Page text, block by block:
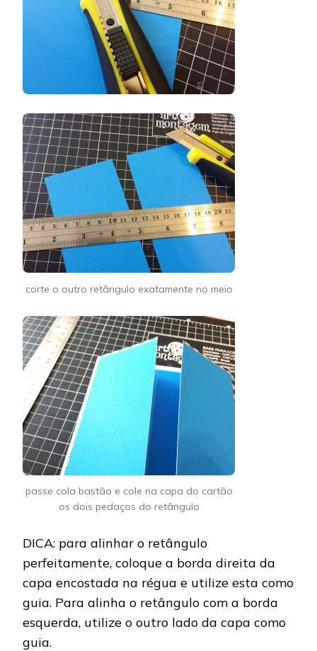
corte o outro retângulo exatamente no meio
passe cola bastão e cole na capa do cartão
os dois pedaços do retângulo
DICA: para alinhar o retângulo
perfeitamente, coloque a borda direita da
capa encostada na régua e utilize esta como
guia. Para alinha o retângulo com a borda
esquerda, utilize o outro lado da capa como
guia.